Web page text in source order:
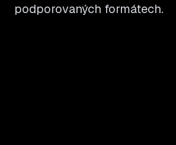
podporovaných formátech.